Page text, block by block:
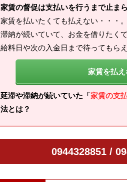
家賃の督促は支払いを行うまで止ま
家賃を払いたくても払えない・・・
滞納が続いていて、お金を借りたく
給料日や次の入金日まで待ってもらえ
家賃を払
延滞や滞納が続いていた「家賃の支
法とは？
0944328851 /